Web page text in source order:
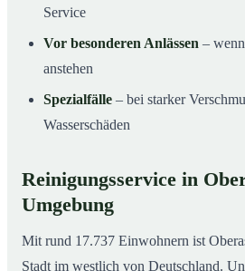
Service
Vor besonderen Anlässen –
anstehen
Spezialfälle – bei starker
Wasserschäden
Reinigungsservice in
Umgebung
Mit rund 17.737 Einwohnern ist
Stadt im westlich von Deutschland.